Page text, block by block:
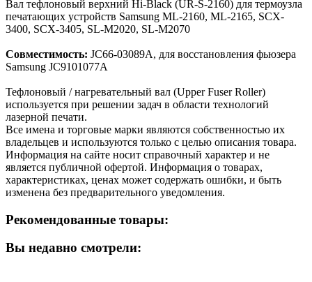
Вал тефлоновый верхний Hi-Black (UR-S-2160) для термоузла
печатающих устройств Samsung ML-2160, ML-2165, SCX-
3400, SCX-3405, SL-M2020, SL-M2070
Совместимость: JC66-03089A, для восстановления фьюзера
Samsung JC9101077A
Тефлоновый / нагревательный вал (Upper Fuser Roller)
используется при решении задач в области технологий
лазерной печати.
Все имена и торговые марки являются собственностью их
владельцев и используются только с целью описания товара.
Информация на сайте носит справочный характер и не
является публичной офертой. Информация о товарах,
характеристиках, ценах может содержать ошибки, и быть
изменена без предварительного уведомления.
Рекомендованные товары:
Вы недавно смотрели: